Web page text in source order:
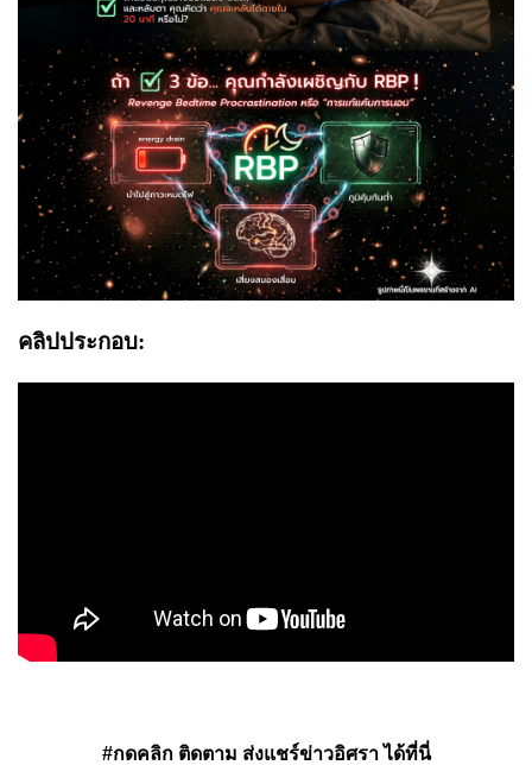
คลิปประกอบ:
#กดคลิก ติดตาม ส่งแชร์ข่าวอิศรา ได้ที่นี่